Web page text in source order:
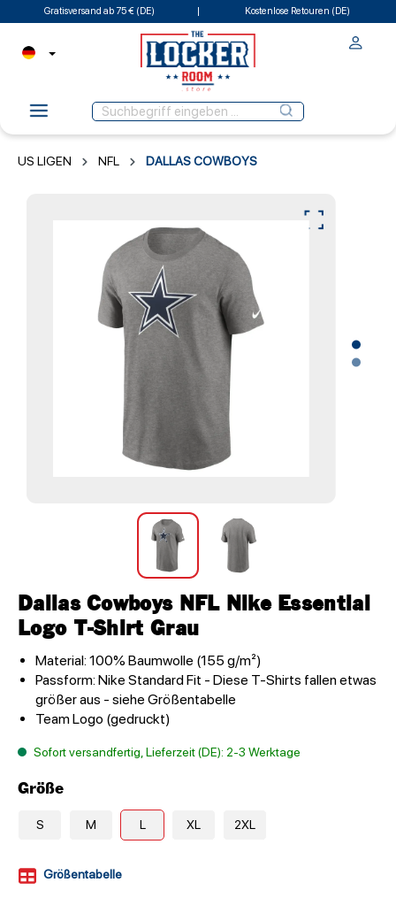
Gratisversand ab 75 € (DE) Kostenlose Retouren (DE)
US LIGEN NFL DALLAS COWBOYS
Dallas Cowboys NFL Nike Essential
Logo T-Shirt Grau
Material: 100% Baumwolle (155 g/m²)
Passform: Nike Standard Fit - Diese T-Shirts fallen etwas
größer aus - siehe Größentabelle
Team Logo (gedruckt)
Sofort versandfertig, Lieferzeit (DE): 2-3 Werktage
Größe
S M L XL 2XL
Größentabelle